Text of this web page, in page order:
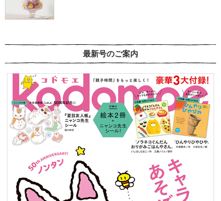
最新号のご案内